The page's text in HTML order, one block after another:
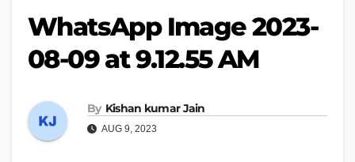
WhatsApp Image 2023-
08-09 at 9.12.55 AM
By Kishan kumar Jain
AUG 9, 2023